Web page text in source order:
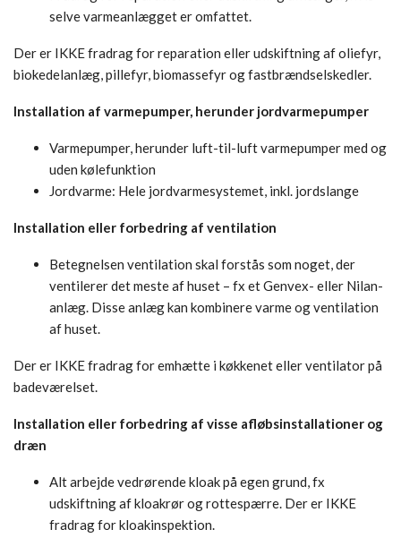
selve varmeanlægget er omfattet.
Der er IKKE fradrag for reparation eller udskiftning af oliefyr,
biokedelanlæg, pillefyr, biomassefyr og fastbrændselskedler.
Installation af varmepumper, herunder jordvarmepumper
Varmepumper, herunder luft-til-luft varmepumper med og
uden kølefunktion
Jordvarme: Hele jordvarmesystemet, inkl. jordslange
Installation eller forbedring af ventilation
Betegnelsen ventilation skal forstås som noget, der
ventilerer det meste af huset – fx et Genvex- eller Nilan-
anlæg. Disse anlæg kan kombinere varme og ventilation
af huset.
Der er IKKE fradrag for emhætte i køkkenet eller ventilator på
badeværelset.
Installation eller forbedring af visse afløbsinstallationer og
dræn
Alt arbejde vedrørende kloak på egen grund, fx
udskiftning af kloakrør og rottespærre. Der er IKKE
fradrag for kloakinspektion.